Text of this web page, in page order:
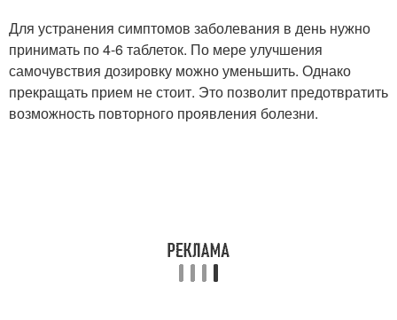
Для устранения симптомов заболевания в день нужно
принимать по 4-6 таблеток. По мере улучшения
самочувствия дозировку можно уменьшить. Однако
прекращать прием не стоит. Это позволит предотвратить
возможность повторного проявления болезни.